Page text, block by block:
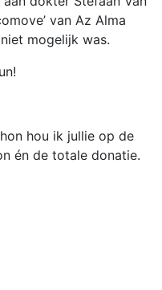
van Az Alma
mogelijk was.
hou ik jullie op de
én de totale donatie.